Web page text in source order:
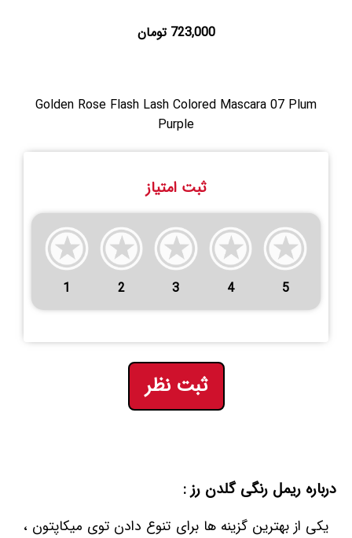
723,000 تومان
Golden Rose Flash Lash Colored Mascara 07 Plum
Purple
ثبت امتیاز
1 2 3 4 5
ثبت نظر
درباره ریمل رنگی گلدن رز :
یکی از بهترین گزینه ها برای تنوع دادن توی میکاپتون ،